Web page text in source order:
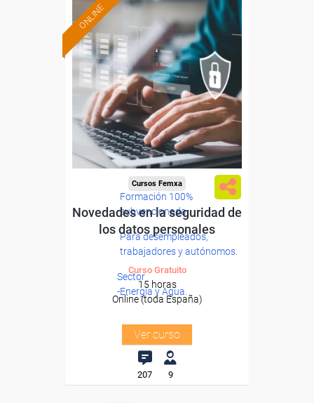
ONLINE
Formación 100%
subvencionada.
Para desempleados,
trabajadores y autónomos.
Sector
-Energía y Agua.
Cursos Femxa
Novedades en la seguridad de
los datos personales
Curso Gratuito
15 horas
Online (toda España)
Ver curso
207 9